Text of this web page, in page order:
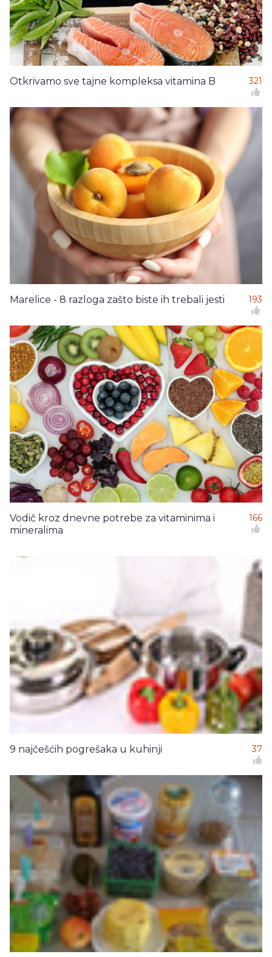
Otkrivamo sve tajne kompleksa vitamina B 321
Marelice - 8 razloga zašto biste ih trebali jesti 193
Vodič kroz dnevne potrebe za vitaminima i
mineralima
166
9 najčešćih pogrešaka u kuhinji 37